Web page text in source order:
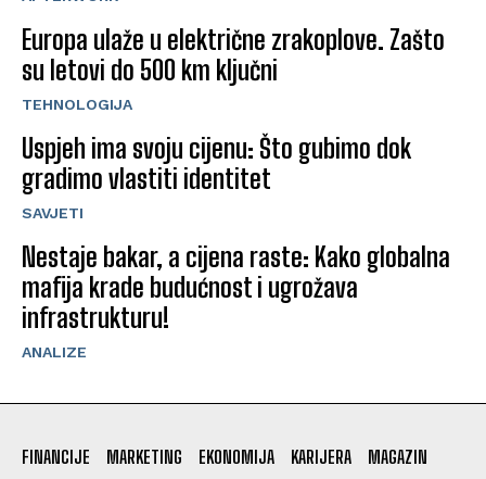
Europa ulaže u električne zrakoplove. Zašto
su letovi do 500 km ključni
TEHNOLOGIJA
Uspjeh ima svoju cijenu: Što gubimo dok
gradimo vlastiti identitet
SAVJETI
Nestaje bakar, a cijena raste: Kako globalna
mafija krade budućnost i ugrožava
infrastrukturu!
ANALIZE
FINANCIJE MARKETING EKONOMIJA KARIJERA
MAGAZIN